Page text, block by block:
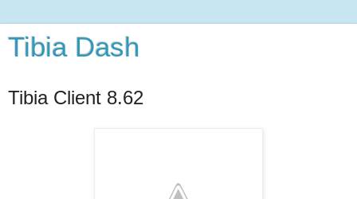
Tibia Dash
Tibia Client 8.62